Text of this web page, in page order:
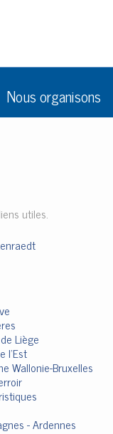
Nous organisons
utiles.
Liège
l’Est
Wallonie-Bruxelles
- Ardennes